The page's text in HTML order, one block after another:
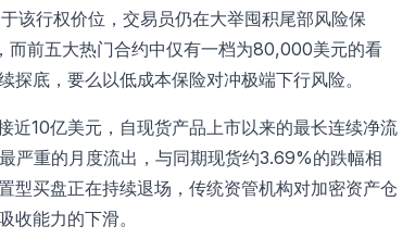
该行权价位，交易员仍在大举囤积尾部风险保
前五大热门合约中仅有一档为80,000美元的看
底，要么以低成本保险对冲极端下行风险。
近10亿美元，自现货产品上市以来的最长连续净流
严重的月度流出，与同期现货约3.69%的跌幅相
型买盘正在持续退场，传统资管机构对加密资产仓
收能力的下滑。